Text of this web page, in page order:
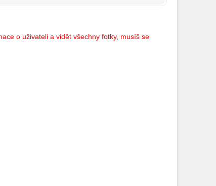
o uživateli a vidět všechny fotky, musíš se